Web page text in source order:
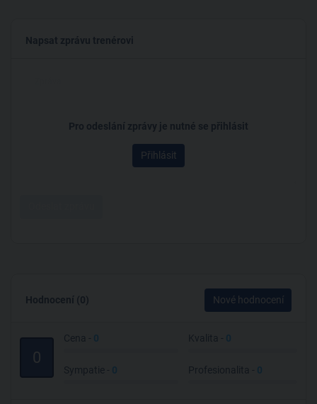
Napsat zprávu trenérovi
Pro odeslání zprávy je nutné se přihlásit
Přihlásit
Hodnocení (0) Nové hodnocení
0
Cena - 0
Sympatie - 0
Kvalita - 0
Profesionalita - 0